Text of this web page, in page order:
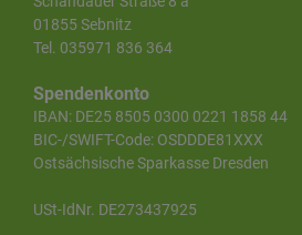
01855 Sebnitz
Tel. 035971 836 364
Spendenkonto
IBAN: DE25 8505 0300 0221 1858 44
BIC-/SWIFT-Code: OSDDDE81XXX
Ostsächsische Sparkasse Dresden
USt-IdNr. DE273437925